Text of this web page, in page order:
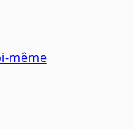
même